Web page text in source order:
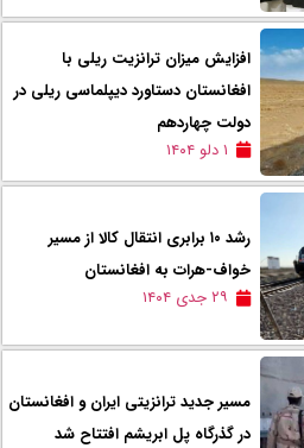
افزایش میزان ترانزیت ریلی با
افغانستان دستاورد دیپلماسی ریلی در
دولت چهاردهم
۱ دلو ۱۴۰۴
رشد ۱۰ برابری انتقال کالا از مسیر
خواف-هرات به افغانستان
۲۹ جدی ۱۴۰۴
مسیر جدید ترانزیتی ایران و افغانستان
در گذرگاه پل‌ ابریشم افتتاح شد